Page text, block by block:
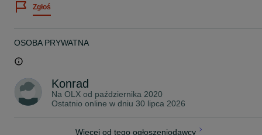
Zgłoś
OSOBA PRYWATNA
Konrad
Na OLX od października 2020
Ostatnio online w dniu 30 lipca 2026
Więcej od tego ogłoszeniodawcy